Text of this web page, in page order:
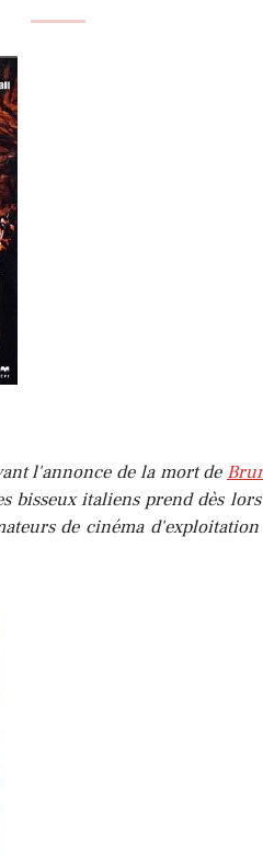
l'annonce de la mort de
italiens prend dès
de cinéma d'exploitation